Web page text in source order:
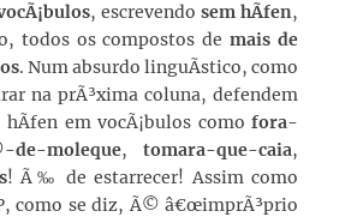
, escrevendo sem hÃ­fen,
todos os compostos demais de
. Num absurdo linguÃ­stico, como
na prÃ³xima coluna, defendem
em vocÃ¡bulos como fora-
de-moleque, tomara-que-caia,
! Ã‰ de estarrecer! Assim como
como se diz, Ã© â€œimprÃ³prio